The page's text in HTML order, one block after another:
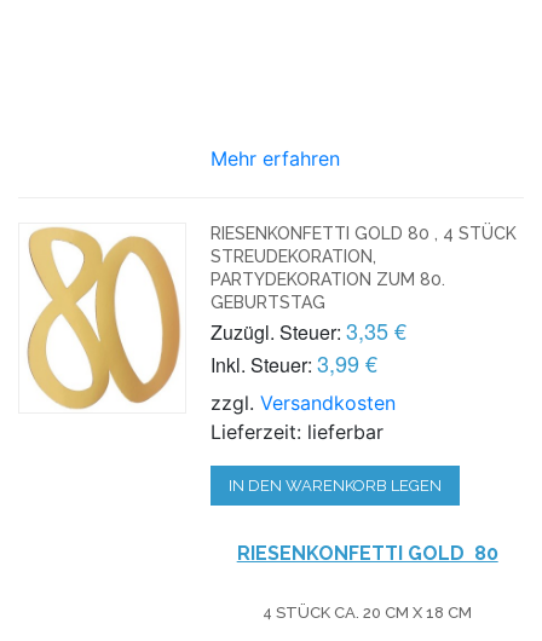
Mehr erfahren
RIESENKONFETTI GOLD 80 , 4 STÜCK
STREUDEKORATION,
PARTYDEKORATION ZUM 80.
GEBURTSTAG
Zuzügl. Steuer: 3,35 €
Inkl. Steuer: 3,99 €
zzgl.Versandkosten
Lieferzeit: lieferbar
IN DEN WARENKORB LEGEN
RIESENKONFETTI GOLD 80
4 STÜCK CA. 20 CM X 18 CM